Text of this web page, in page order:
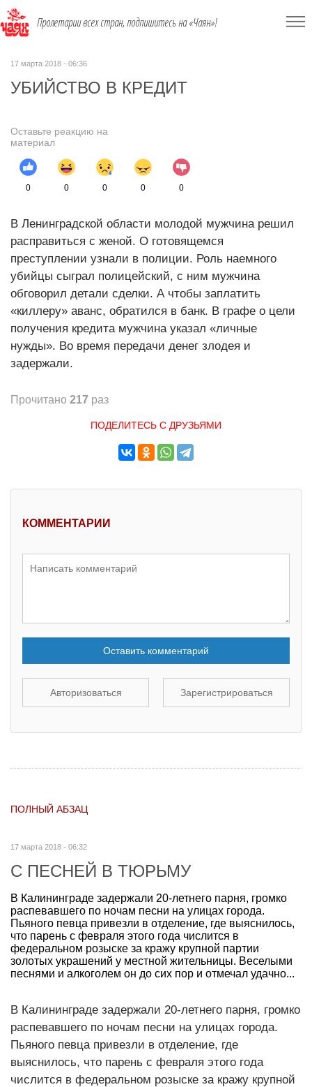
Пролетарии всех стран, подпишитесь на «Чаян»!
17 марта 2018 - 06:36
УБИЙСТВО В КРЕДИТ
Оставьте реакцию на
материал
0 0 0 0 0
В Ленинградской области молодой мужчина решил
расправиться с женой. О готовящемся
преступлении узнали в полиции. Роль наемного
убийцы сыграл полицейский, с ним мужчина
обговорил детали сделки. А чтобы заплатить
«киллеру» аванс, обратился в банк. В графе о цели
получения кредита мужчина указал «личные
нужды». Во время передачи денег злодея и
задержали.
Прочитано 217 раз
ПОДЕЛИТЕСЬ С ДРУЗЬЯМИ
КОММЕНТАРИИ
Оставить комментарий
Авторизоваться Зарегистрироваться
ПОЛНЫЙ АБЗАЦ
17 марта 2018 - 06:32
С ПЕСНЕЙ В ТЮРЬМУ
В Калининграде задержали 20-летнего парня, громко
распевавшего по ночам песни на улицах города.
Пьяного певца привезли в отделение, где выяснилось,
что парень с февраля этого года числится в
федеральном розыске за кражу крупной партии
золотых украшений у местной жительницы. Веселыми
песнями и алкоголем он до сих пор и отмечал удачно...
В Калининграде задержали 20-летнего парня, громко
распевавшего по ночам песни на улицах города.
Пьяного певца привезли в отделение, где
выяснилось, что парень с февраля этого года
числится в федеральном розыске за кражу крупной